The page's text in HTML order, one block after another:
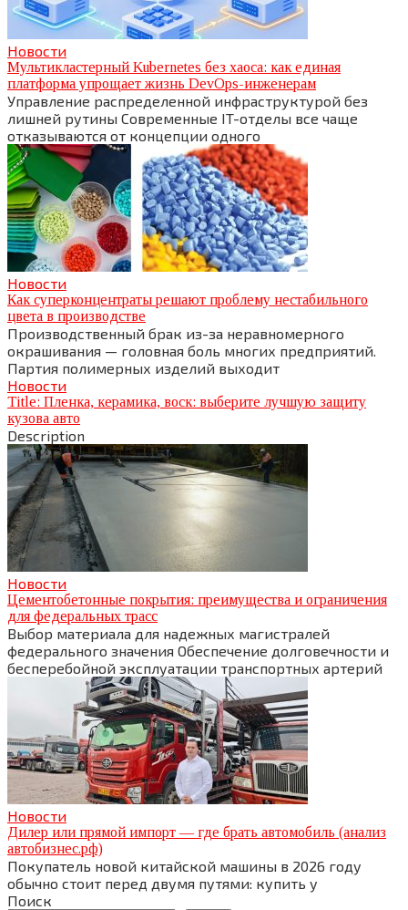
Новости
Мультикластерный Kubernetes без хаоса: как единая
платформа упрощает жизнь DevOps-инженерам
Управление распределенной инфраструктурой без
лишней рутины Современные IT-отделы все чаще
отказываются от концепции одного
Новости
Как суперконцентраты решают проблему нестабильного
цвета в производстве
Производственный брак из-за неравномерного
окрашивания — головная боль многих предприятий.
Партия полимерных изделий выходит
Новости
Title: Пленка, керамика, воск: выберите лучшую защиту
кузова авто
Description
Новости
Цементобетонные покрытия: преимущества и ограничения
для федеральных трасс
Выбор материала для надежных магистралей
федерального значения Обеспечение долговечности и
бесперебойной эксплуатации транспортных артерий
Новости
Дилер или прямой импорт — где брать автомобиль (анализ
автобизнес.рф)
Покупатель новой китайской машины в 2026 году
обычно стоит перед двумя путями: купить у
Поиск